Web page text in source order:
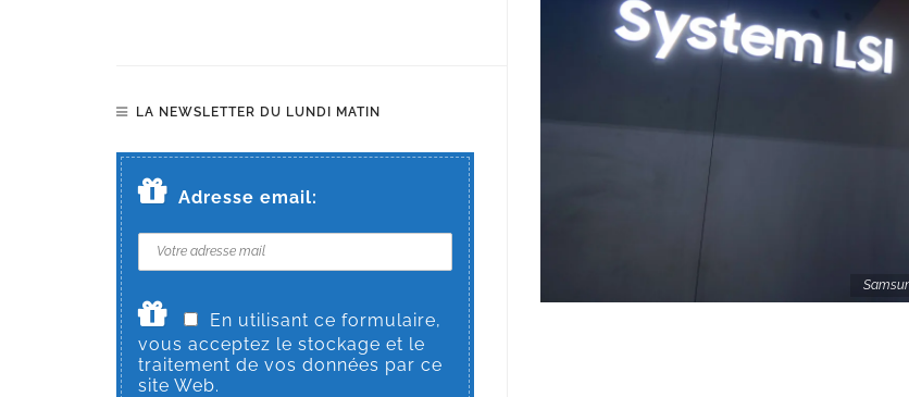
LA NEWSLETTER DU LUNDI MATIN
Adresse email:
En utilisant ce formulaire,
vous acceptez le stockage et le
traitement de vos données par ce
site Web.